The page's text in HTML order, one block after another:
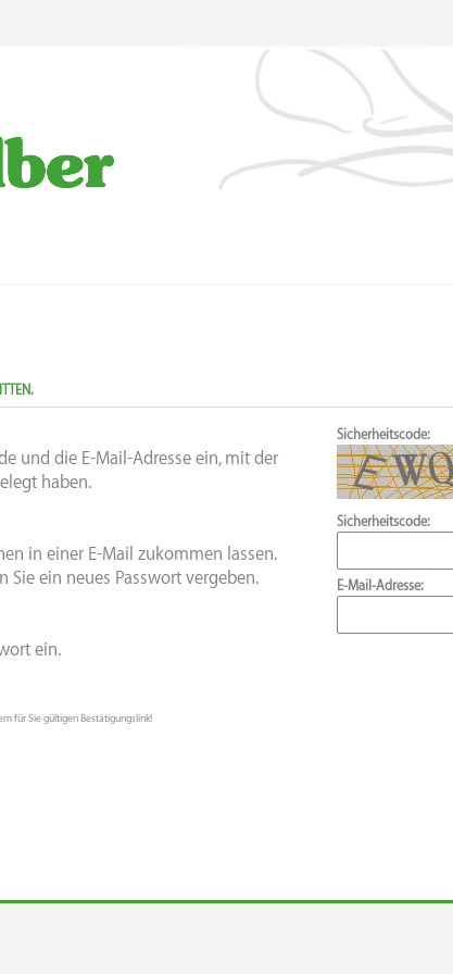
und die E-Mail-Adresse ein, mit der
haben.
in einer E-Mail zukommen lassen.
ein neues Passwort vergeben.
ein.
Sicherheitscode:
Sicherheitscode:
E-Mail-Adresse:
für Sie gültigen Bestätigungslink!